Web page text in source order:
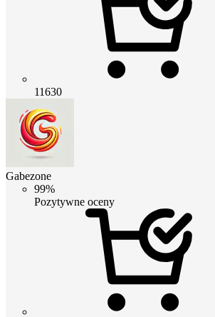
11630
Gabezone
99%
Pozytywne oceny